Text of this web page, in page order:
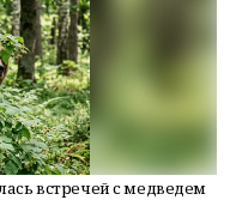
встречей с медведем